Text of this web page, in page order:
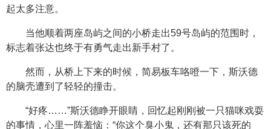
起太多注意。
当他顺着两座岛屿之间的小桥走出59号岛屿的范围时，
标志着张达也终于有勇气走出新手村了。
然而，从桥上下来的时候，简易板车咯噔一下，斯沃德
的脑壳遭到了轻轻的撞击。
“好疼……”斯沃德睁开眼睛，回忆起刚刚被一只猫咪戏耍
的事情，心里一阵羞恼：“你这个臭小鬼，还有那只该死的